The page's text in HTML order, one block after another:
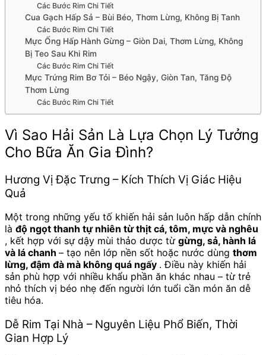
Các Bước Rim Chi Tiết
Cua Gạch Hấp Sả – Bùi Béo, Thơm Lừng, Không Bị Tanh
Các Bước Rim Chi Tiết
Mực Ống Hấp Hành Gừng – Giòn Dai, Thơm Lừng, Không
Bị Teo Sau Khi Rim
Các Bước Rim Chi Tiết
Mực Trứng Rim Bơ Tỏi – Béo Ngậy, Giòn Tan, Tăng Độ
Thơm Lừng
Các Bước Rim Chi Tiết
Vì Sao Hải Sản Là Lựa Chọn Lý Tưởng
Cho Bữa Ăn Gia Đình?
Hương Vị Đặc Trưng – Kích Thích Vị Giác Hiệu
Quả
Một trong những yếu tố khiến hải sản luôn hấp dẫn chính
là độ ngọt thanh tự nhiên từ thịt cá, tôm, mực và nghêu
, kết hợp với sự dậy mùi thảo dược từ gừng, sả, hành lá
và lá chanh – tạo nên lớp nền sốt hoặc nước dùng thơm
lừng, đậm đà mà không quá ngấy . Điều này khiến hải
sản phù hợp với nhiều khẩu phần ăn khác nhau – từ trẻ
nhỏ thích vị béo nhẹ đến người lớn tuổi cần món ăn dễ
tiêu hóa.
Dễ Rim Tại Nhà – Nguyên Liệu Phổ Biến, Thời
Gian Hợp Lý